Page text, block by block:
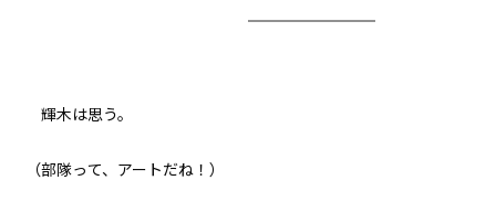
一章
輝木は思う。
（部隊って、アートだね！）